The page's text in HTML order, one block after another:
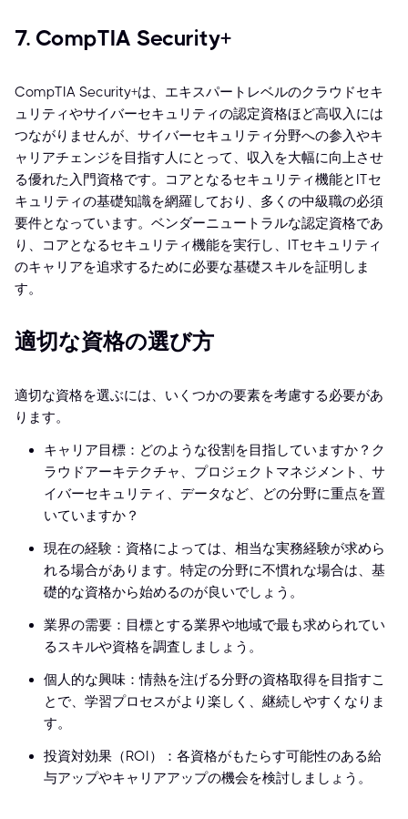
7. CompTIA Security+
CompTIA Security+は、エキスパートレベルのクラウドセキ
ュリティやサイバーセキュリティの認定資格ほど高収入には
つながりませんが、サイバーセキュリティ分野への参入やキ
ャリアチェンジを目指す人にとって、収入を大幅に向上させ
る優れた入門資格です。コアとなるセキュリティ機能とITセ
キュリティの基礎知識を網羅しており、多くの中級職の必須
要件となっています。ベンダーニュートラルな認定資格であ
り、コアとなるセキュリティ機能を実行し、ITセキュリティ
のキャリアを追求するために必要な基礎スキルを証明しま
す。
適切な資格の選び方
適切な資格を選ぶには、いくつかの要素を考慮する必要があ
ります。
キャリア目標：どのような役割を目指していますか？ク
ラウドアーキテクチャ、プロジェクトマネジメント、サ
イバーセキュリティ、データなど、どの分野に重点を置
いていますか？
現在の経験：資格によっては、相当な実務経験が求めら
れる場合があります。特定の分野に不慣れな場合は、基
礎的な資格から始めるのが良いでしょう。
業界の需要：目標とする業界や地域で最も求められてい
るスキルや資格を調査しましょう。
個人的な興味：情熱を注げる分野の資格取得を目指すこ
とで、学習プロセスがより楽しく、継続しやすくなりま
す。
投資対効果（ROI）：各資格がもたらす可能性のある給
与アップやキャリアアップの機会を検討しましょう。